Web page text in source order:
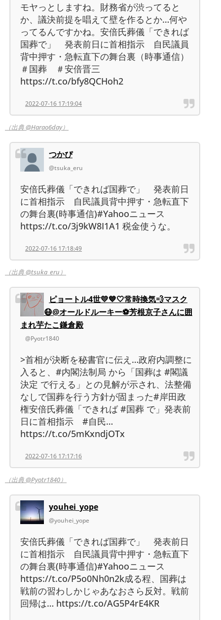
モヤっとしますね。財務省が渋ってると
か、議決前提を唱えて壁を作るとか…何や
ってるんですかね。安倍氏葬儀「できれば
国葬で」 発表前日に首相指示 自民議員
背中押す・急転直下の舞台裏（時事通信）
＃国葬 ＃安倍晋三
https://t.co/bfy8QCHoh2
2022-07-16 17:19:04
（出典 @Harao6day）
つかぴ
@tsuka_eru
安倍氏葬儀「できれば国葬で」 発表前日
に首相指示 自民議員背中押す・急転直下
の舞台裏(時事通信)#Yahooニュース
https://t.co/3j9kW8I1A1 税金使うな。
2022-07-16 17:18:49
（出典 @tsuka_eru）
ピョートル4世💛💙🤍常時換気💨マスク
😷@オールドルーキー⚽芳根京子さんに囲
まれ芋たこ鎌倉殿
@Pyotr1840
>首相が決断を秘書官に伝え…政府内調整に
入ると、#内閣法制局 から「国葬は #閣議
決定 で行える」との見解が示され、法整備
なしで国葬を行う方針が固まった#岸田政
権安倍氏葬儀「できれば #国葬 で」発表前
日に首相指示 #自民…
https://t.co/5mKxndjOTx
2022-07-16 17:17:16
（出典 @Pyotr1840）
youhei_yope
@youhei_yope
安倍氏葬儀「できれば国葬で」 発表前日
に首相指示 自民議員背中押す・急転直下
の舞台裏(時事通信)#Yahooニュース
https://t.co/P5o0Nh0n2k成る程、国葬は
戦前の習わしかじゃあなおさら反対。戦前
回帰は… https://t.co/AG5P4rE4KR